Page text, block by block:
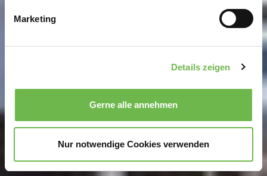
bestimmten Merkmalen (Fingerprinting) identifizieren
Erfahren Sie mehr darüber, wie Ihre persönlichen Daten
zu können und die Zugriffe auf unsere Website zu
analysieren.Danke, dass Sie uns in unserer Arbeit
unterstützen!
erhobenen Daten in den USA durch Google und
Marketing
Details zeigen
Gerne alle annehmen
Nur notwendige Cookies verwenden